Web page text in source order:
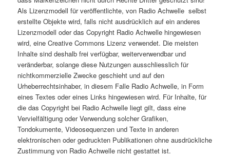
Als Lizenzmodell für veröffentlichte, von Radio Achwelle selbst
erstellte Objekte wird, falls nicht ausdrücklich auf ein anderes
Lizenzmodell oder das Copyright Radio Achwelle hingewiesen
wird, eine Creative Commons Lizenz verwendet. Die meisten
Inhalte sind deshalb frei verfügbar, weiterverwendbar und
veränderbar, solange diese Nutzungen ausschliesslich für
nichtkommerzielle Zwecke geschieht und auf den
Urheberrechtsinhaber, in diesem Falle Radio Achwelle, in Form
eines Textes oder eines Links hingewiesen wird. Für Inhalte, für
die das Copyright bei Radio Achwelle liegt gilt, dass eine
Vervielfältigung oder Verwendung solcher Grafiken,
Tondokumente, Videosequenzen und Texte in anderen
elektronischen oder gedruckten Publikationen ohne ausdrückliche
Zustimmung von Radio Achwelle nicht gestattet ist.